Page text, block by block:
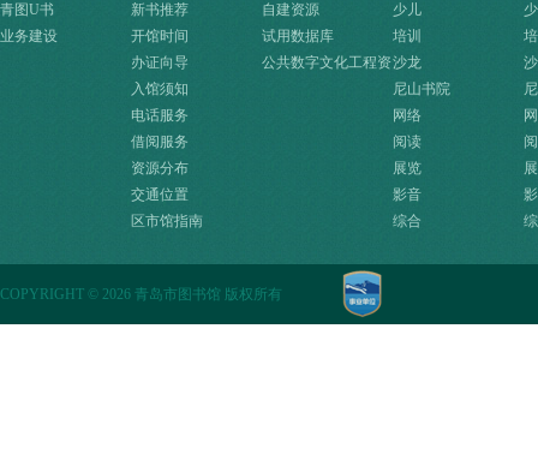
青图U书
业务建设
新书推荐
开馆时间
办证向导
入馆须知
电话服务
借阅服务
资源分布
交通位置
区市馆指南
自建资源
试用数据库
公共数字文化工程资
少儿
培训
沙龙
尼山书院
网络
阅读
展览
影音
综合
COPYRIGHT © 2026 青岛市图书馆 版权所有